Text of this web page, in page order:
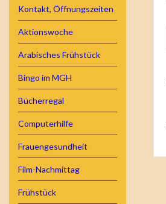
Kontakt, Öffnungszeiten
Aktionswoche
Arabisches Frühstück
Bingo im MGH
Bücherregal
Computerhilfe
Frauengesundheit
Film-Nachmittag
Frühstück